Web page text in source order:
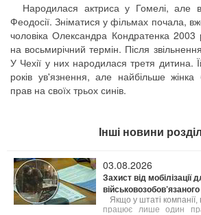
Народилася актриса у Гомелі, але
Феодосії. Зніматися у фільмах почала,
чоловіка Олександра Кондратенка
на восьмирічний термін. Після
У Чехії у них народилася третя дитина.
років ув'язнення, але найбільше жінка
прав на своїх трьох синів.
Інші новини
03.08.2026
Захист від мобілізації
Якщо у штаті
працює лише один